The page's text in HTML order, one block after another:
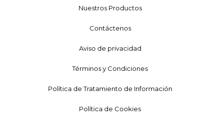
Nuestros Productos
Contáctenos
Aviso de privacidad
Términos y Condiciones
Política de Tratamiento de Información
Política de Cookies